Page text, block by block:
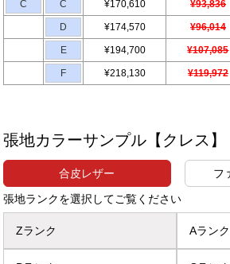
C C ¥170,610 ¥93,836
D ¥174,570 ¥96,014
E ¥194,700 ¥107,085
F ¥218,130 ¥119,972